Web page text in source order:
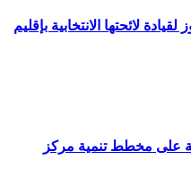
لائحتها الانتخابية بإقليم
على مخطط تنمية مركز